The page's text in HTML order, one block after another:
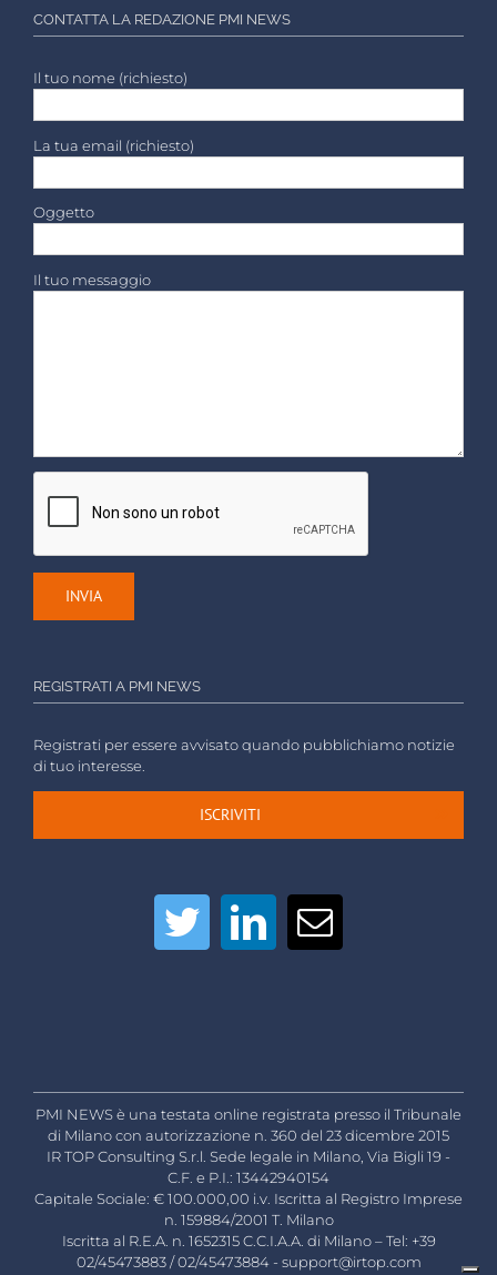
CONTATTA LA REDAZIONE PMI NEWS
Il tuo nome (richiesto)
La tua email (richiesto)
Oggetto
Il tuo messaggio
REGISTRATI A PMI NEWS
Registrati per essere avvisato quando pubblichiamo notizie
di tuo interesse.
ISCRIVITI
PMI NEWS è una testata online registrata presso il Tribunale
di Milano con autorizzazione n. 360 del 23 dicembre 2015
IR TOP Consulting S.r.l. Sede legale in Milano, Via Bigli 19 -
C.F. e P.I.: 13442940154
Capitale Sociale: € 100.000,00 i.v. Iscritta al Registro Imprese
n. 159884/2001 T. Milano
Iscritta al R.E.A. n. 1652315 C.C.I.A.A. di Milano – Tel: +39
02/45473883 / 02/45473884 - support@irtop.com